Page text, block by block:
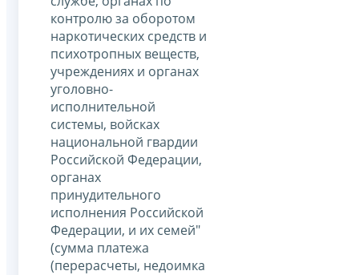
контролю за оборотом
наркотических средств и
психотропных веществ,
учреждениях и органах
уголовно-
исполнительной
системы, войсках
национальной гвардии
Российской Федерации,
органах
принудительного
исполнения Российской
Федерации, и их семей"
(сумма платежа
(перерасчеты, недоимка